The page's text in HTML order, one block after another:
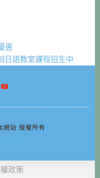
惠
日語教室課程招生中
站 版權所有
政策